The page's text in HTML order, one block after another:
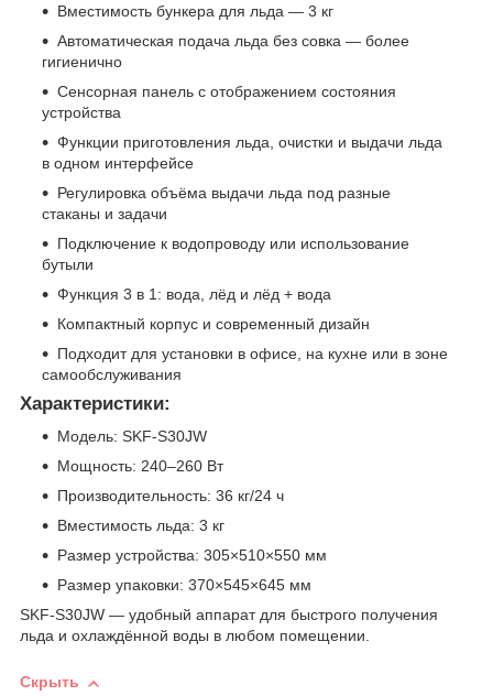
Вместимость бункера для льда — 3 кг
Автоматическая подача льда без совка — более
гигиенично
Сенсорная панель с отображением состояния
устройства
Функции приготовления льда, очистки и выдачи льда
в одном интерфейсе
Регулировка объёма выдачи льда под разные
стаканы и задачи
Подключение к водопроводу или использование
бутыли
Функция 3 в 1: вода, лёд и лёд + вода
Компактный корпус и современный дизайн
Подходит для установки в офисе, на кухне или в зоне
самообслуживания
Характеристики:
Модель: SKF-S30JW
Мощность: 240–260 Вт
Производительность: 36 кг/24 ч
Вместимость льда: 3 кг
Размер устройства: 305×510×550 мм
Размер упаковки: 370×545×645 мм
SKF-S30JW — удобный аппарат для быстрого получения
льда и охлаждённой воды в любом помещении.
Скрыть